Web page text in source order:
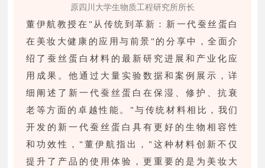
原四川大学生物质工程研究所所长
董伊航教授在"从传统到革新：新一代蚕丝蛋白
在美妆大健康的应用与前景"的分享中，全面介
绍了蚕丝蛋白材料的最新研究进展和产业化应
用成果。他通过大量实验数据和案例展示，详
细阐述了新一代蚕丝蛋白在保湿、修护、抗衰
老等方面的卓越性能。"与传统材料相比，我们
开发的新一代蚕丝蛋白具有更好的生物相容性
和功效性，"董伊航指出，"这种材料创新不仅
提升了产品的使用体验，更重要的是为美妆大